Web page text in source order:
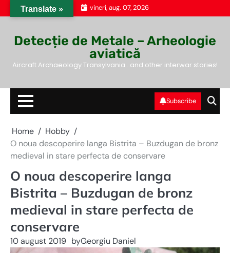
to
vineri, aug. 07, 2026
Detecție de Metale – Arheologie
aviatică
Aircraft Archaeology Transylvania…and other interwar stories!
Subscribe
Home
Hobby
O noua descoperire langa Bistrita – Buzdugan de bronz
medieval in stare perfecta de conservare
O noua descoperire langa
Bistrita – Buzdugan de bronz
medieval in stare perfecta de
conservare
10 august 2019 byGeorgiu Daniel
Translate »